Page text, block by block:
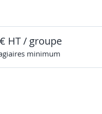
HT / groupe
s minimum